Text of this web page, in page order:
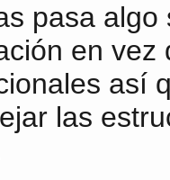
pasa
en
así
las